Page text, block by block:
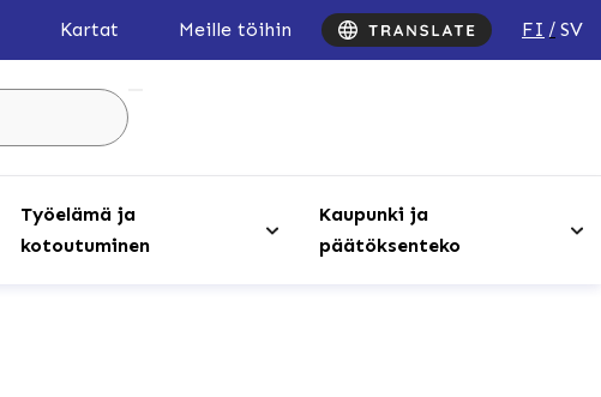
Kartat Meille töihin FI SV
Työelämä ja
kotoutuminen
Kaupunki ja
päätöksenteko